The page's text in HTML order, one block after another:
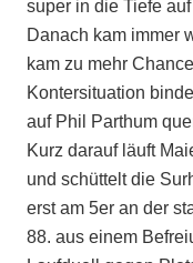
super in die Tiefe
Danach kam immer
kam zu mehr
Kontersituation
auf Phil Parthum
Kurz darauf läuft
und schüttelt die
erst am 5er an der
88. aus einem